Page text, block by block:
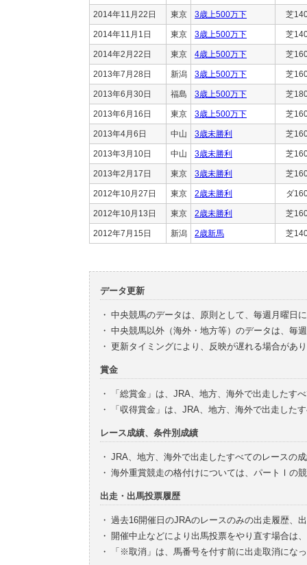
2014年11月22日 東京 3歳上500万下 芝
2014年11月1日 東京 3歳上500万下 芝
2014年2月22日 東京 4歳上500万下 芝
2013年7月28日 新潟 3歳上500万下 芝
2013年6月30日 福島 3歳上500万下 芝
2013年6月16日 東京 3歳上500万下 芝
2013年4月6日 中山 3歳未勝利 芝
2013年3月10日 中山 3歳未勝利 芝
2013年2月17日 東京 3歳未勝利 芝
2012年10月27日 東京 2歳未勝利 ダ
2012年10月13日 東京 2歳未勝利 芝
2012年7月15日 新潟 2歳新馬 芝
データ更新
・ 中央競馬のデータは、原則として、毎週月曜日
・ 中央競馬以外（海外・地方等）のデータは、毎
・ 更新タイミングにより、反映が遅れる場合があ
賞金
・
「総賞金」は、JRA、地方、海外で出走したす
・
「収得賞金」は、JRA、地方、海外で出走した
レース成績、条件別成績
・ JRA、地方、海外で出走したすべてのレースの
・ 海外重賞競走の格付けについては、パートⅠの
出走・出馬投票履歴
・ 過去16開催日のJRAのレースのみの出走履歴、
・ 開催中止などにより出馬投票をやり直す場合は
・
「※取消」は、馬番号を付す前に出走取消にな